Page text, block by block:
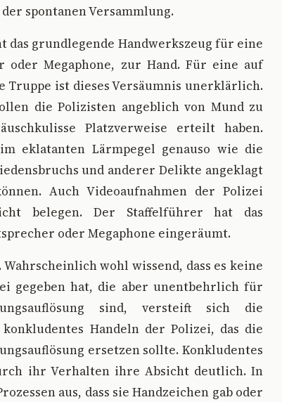
spontanen Versammlung.
grundlegende Handwerkszeug für eine
oder Megaphone, zur Hand. Für eine auf
Truppe ist dieses Versäumnis unerklärlich.
die Polizisten angeblich von Mund zu
Platzverweise erteilt haben.
eklatanten Lärmpegel genauso wie die
und anderer Delikte angeklagt
Auch Videoaufnahmen der Polizei
belegen. Der Staffelführer hat das
oder Megaphone eingeräumt.
wohl wissend, dass es keine
gegeben hat, die aber unentbehrlich für
sind, versteift sich die
Handeln der Polizei, das die
ersetzen sollte. Konkludentes
ihr Verhalten ihre Absicht deutlich. In
aus, dass sie Handzeichen gab oder